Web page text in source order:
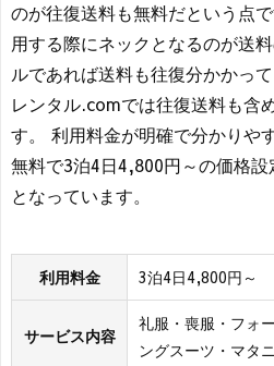
のが往復送料も無料だという点
用する際にネックとなるのが送
ルであれば送料も往復分かかっ
レンタル.comでは往復送料も含
す。 利用料金が明確で分かりや
無料で3泊4日4,800円～の価格
となっています。
利用料金 3泊4日4,800円～
サービス内容
礼服・喪服・フォ
ングスーツ・マタ